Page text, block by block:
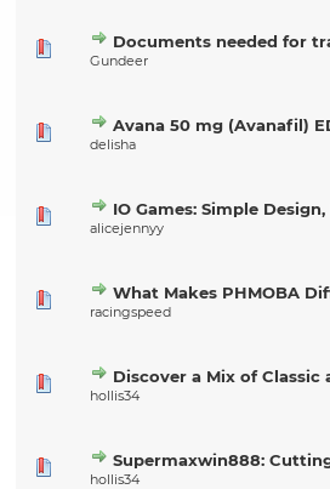
Documents needed for
Gundeer
Avana 50 mg (Avanafil)
delisha
IO Games: Simple
alicejennyy
What Makes PHMOBA
racingspeed
Discover a Mix of Classic
hollis34
Supermaxwin888:
hollis34